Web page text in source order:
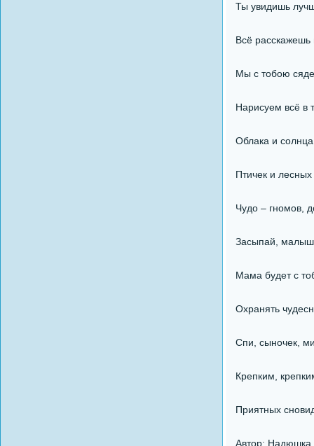
Ты увидишь
Всё
Мы с тобою
Нарисуем всё в
Облака и солнца
Птичек и
Чудо – гномов,
Засыпай, малыш
Мама будет с
Охранять
Спи, сыночек,
Крепким,
Приятных
Автор: Надюшка